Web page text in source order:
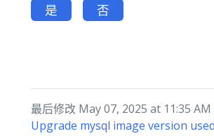
是 否
最后修改 May 07, 2025 at 11:35 AM
Upgrade mysql image version